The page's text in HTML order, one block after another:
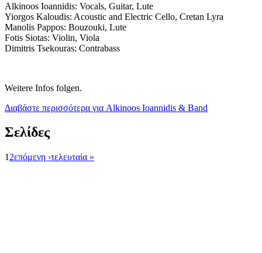
Alkinoos Ioannidis: Vocals, Guitar, Lute
Yiorgos Kaloudis: Acoustic and Electric Cello, Cretan Lyra
Manolis Pappos: Bouzouki, Lute
Fotis Siotas: Violin, Viola
Dimitris Tsekouras: Contrabass
Weitere Infos folgen.
Διαβάστε περισσότερα για Alkinoos Ioannidis & Band
Σελίδες
1 2επόμενη ›τελευταία »